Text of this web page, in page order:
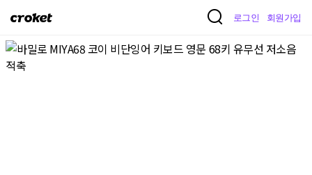
크
켓
로그인 회원가입